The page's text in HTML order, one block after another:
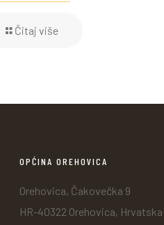
Čitaj više
OPĆINA OREHOVICA
Orehovica, Čakovečka 9
HR-40322 Orehovica, Hrvatska